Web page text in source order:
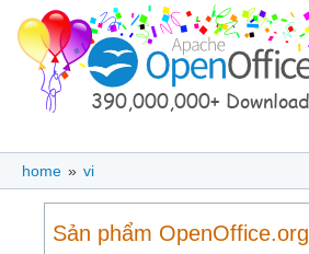
home » vi
Sản phẩm OpenOffice.org